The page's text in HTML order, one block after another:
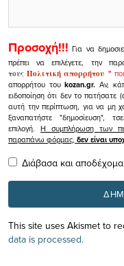
Προσοχή!!! Για να
πρέπει να επιλέγετε, την
τουςΠολιτική απορρήτου"
απορρήτου τουkozan.gr. Αν,
ειδοποίηση ότι δεν το πατήσατε
αυτή την περίπτωση, για να μη
ξαναπατήστε "δημοσίευση",
επιλογή.Η συμπλήρωση των
παραπάνω φόρμας, δεν είναι
Διάβασα και
This site uses Akismet to
data is processed.